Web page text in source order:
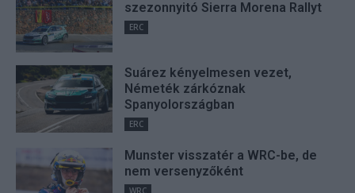
szezonnyitó Sierra Morena Rallyt
ERC
Suárez kényelmesen vezet,
Németék zárkóznak
Spanyolországban
ERC
Munster visszatér a WRC-be, de
nem versenyzőként
WRC